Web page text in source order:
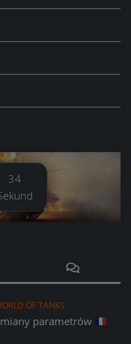
35
OF TANKS
parametrów